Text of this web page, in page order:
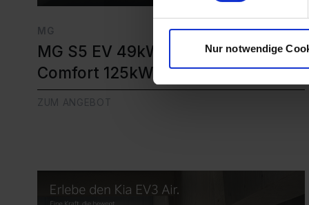
Nur notwendige
MG
MG S5 EV 49kWh
Comfort 125kW (170PS)
ZUM ANGEBOT